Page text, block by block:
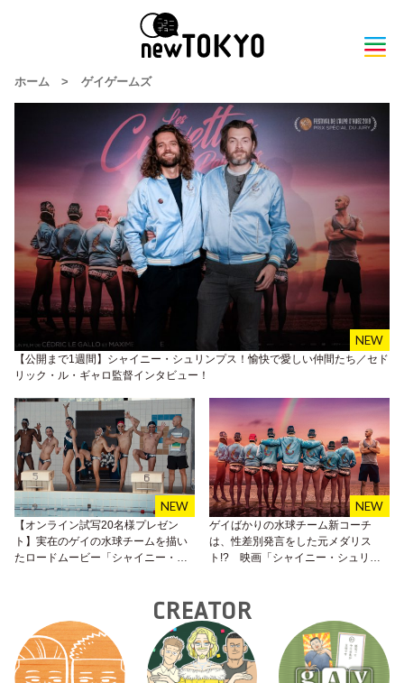
ホーム > ゲイゲームズ
【公開まで1週間】シャイニー・シュリンプス！愉快で愛しい仲間たち／セド
リック・ル・ギャロ監督インタビュー！
【オンライン試写20名様プレゼン
ト】実在のゲイの水球チームを描い
たロードムービー「シャイニー・シ
ゲイばかりの水球チーム新コーチ
は、性差別発言をした元メダリス
ト!? 映画「シャイニー・シュリン
CREATOR